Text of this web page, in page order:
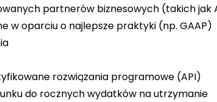
partnerów biznesowych (takich jak
w oparciu o najlepsze praktyki (np. GAAP)
rozwiązania programowe (API)
do rocznych wydatków na utrzymanie